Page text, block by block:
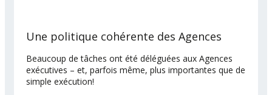
Une politique cohérente des Agences
Beaucoup de tâches ont été déléguées aux Agences
exécutives – et, parfois même, plus importantes que de
simple exécution!